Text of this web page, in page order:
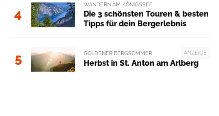
4
WANDERN AM KÖNIGSSEE
Die 3 schönsten Touren & besten
Tipps für dein Bergerlebnis
5 ANZEIGE
GOLDENER BERGSOMMER
Herbst in St. Anton am Arlberg